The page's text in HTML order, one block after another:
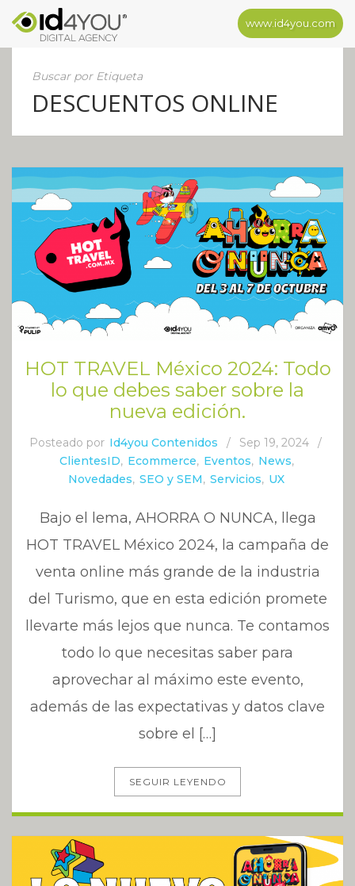
www.id4you.com
Buscar por Etiqueta
DESCUENTOS ONLINE
HOT TRAVEL México 2024: Todo
lo que debes saber sobre la
nueva edición.
Posteado por Id4you Contenidos / Sep 19, 2024
/
ClientesID, Ecommerce, Eventos, News,
Novedades, SEO y SEM, Servicios, UX
Bajo el lema, AHORRA O NUNCA, llega
HOT TRAVEL México 2024, la campaña de
venta online más grande de la industria
del Turismo, que en esta edición promete
llevarte más lejos que nunca. Te contamos
todo lo que necesitas saber para
aprovechar al máximo este evento,
además de las expectativas y datos clave
sobre el […]
SEGUIR LEYENDO